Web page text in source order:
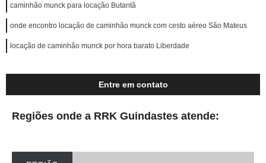
caminhão munck para locação Butantã
onde encontro locação de caminhão munck com cesto aéreo São Mateus
locação de caminhão munck por hora barato Liberdade
Entre em contato
Regiões onde a RRK Guindastes atende: